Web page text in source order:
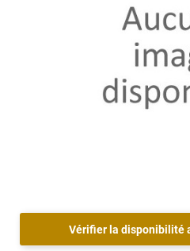
Vérifier la disponibilité